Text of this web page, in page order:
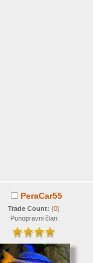
PeraCar55
Trade Count: (0)
Punopravni član